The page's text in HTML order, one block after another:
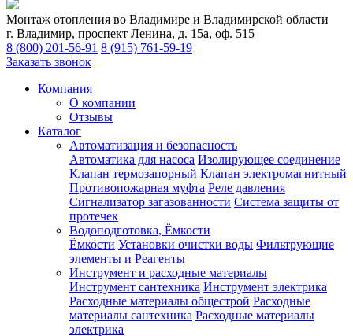
Монтаж отопления во Владимире и Владимирской области
г. Владимир, проспект Ленина, д. 15а, оф. 515
8 (800) 201-56-91 8 (915) 761-59-19
Заказать звонок
Компания
О компании
Отзывы
Каталог
Автоматизация и безопасность
Автоматика для насоса Изолирующее соединение
Клапан термозапорный Клапан электромагнитный
Противопожарная муфта Реле давления
Сигнализатор загазованности Система защиты от
протечек
Водоподготовка, Ёмкости
Ёмкости Установки очистки воды Фильтрующие
элементы и Реагенты
Инструмент и расходные материалы
Инструмент сантехника Инструмент электрика
Расходные материалы общестрой Расходные
материалы сантехника Расходные материалы
электрика